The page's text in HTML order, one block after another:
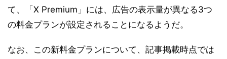
て、「X Premium」には、広告の表示量が異なる3つ
の料金プランが設定されることになるようだ。
なお、この新料金プランについて、記事掲載時点では